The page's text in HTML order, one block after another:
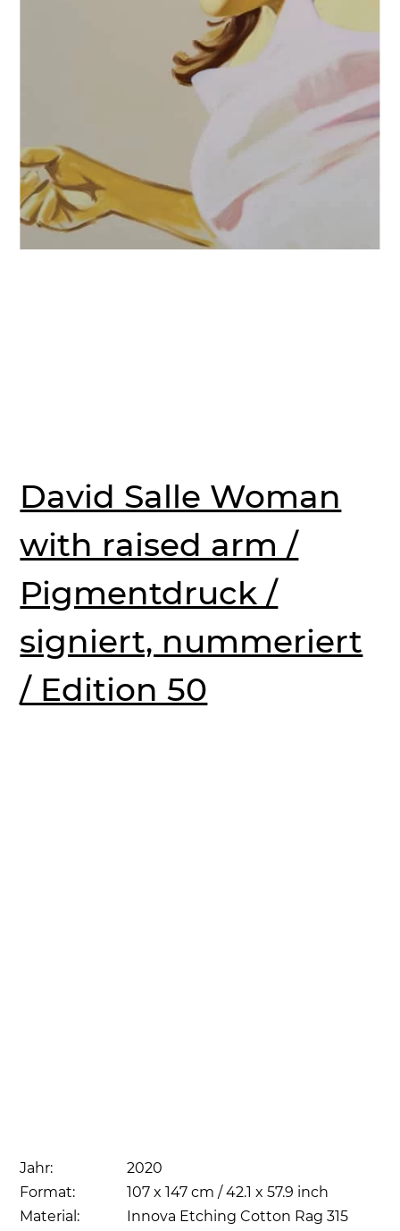
David Salle Woman
with raised arm /
Pigmentdruck /
signiert, nummeriert
/ Edition 50
Jahr:
2020
Format:
107 x 147 cm / 42.1 x 57.9 inch
Material:
Innova Etching Cotton Rag 315